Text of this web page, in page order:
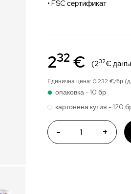
• FSC сертификат
232 € (232€
Единична цена: 0.232 €/бр
опаковка - 10 бр
картонена кутия - 120
- +